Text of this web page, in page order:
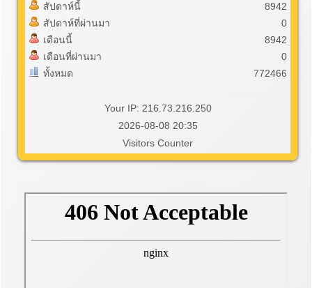
สัปดาห์นี้
สัปดาห์ที่ผ่านมา
เดือนนี้
เดือนที่ผ่านมา
ทั้งหมด
8942
0
8942
0
772466
Your IP: 216.73.216.250
2026-08-08 20:35
Visitors Counter